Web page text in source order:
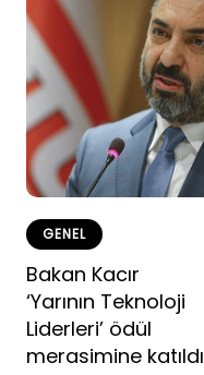
GENEL
Bakan Kacır
‘Yarının Teknoloji
Liderleri’ ödül
merasimine katıldı